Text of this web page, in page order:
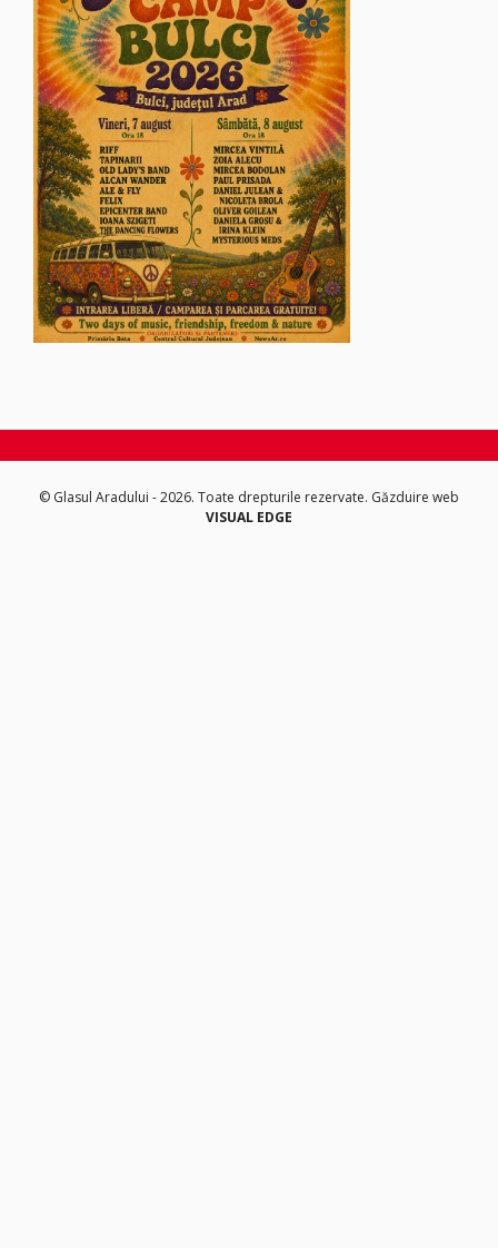
© Glasul Aradului - 2026. Toate drepturile rezervate. Găzduire web
VISUAL EDGE